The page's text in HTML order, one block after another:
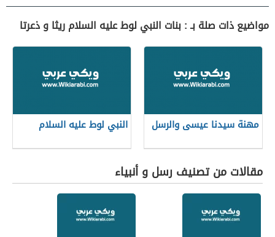
مواضيع ذات صلة بـ : بنات النبي لوط عليه السلام ريثا و ذعرتا
مهنة سيدنا عيسى والرسل النبي لوط عليه السلام
مقالات من تصنيف رسل و أنبياء